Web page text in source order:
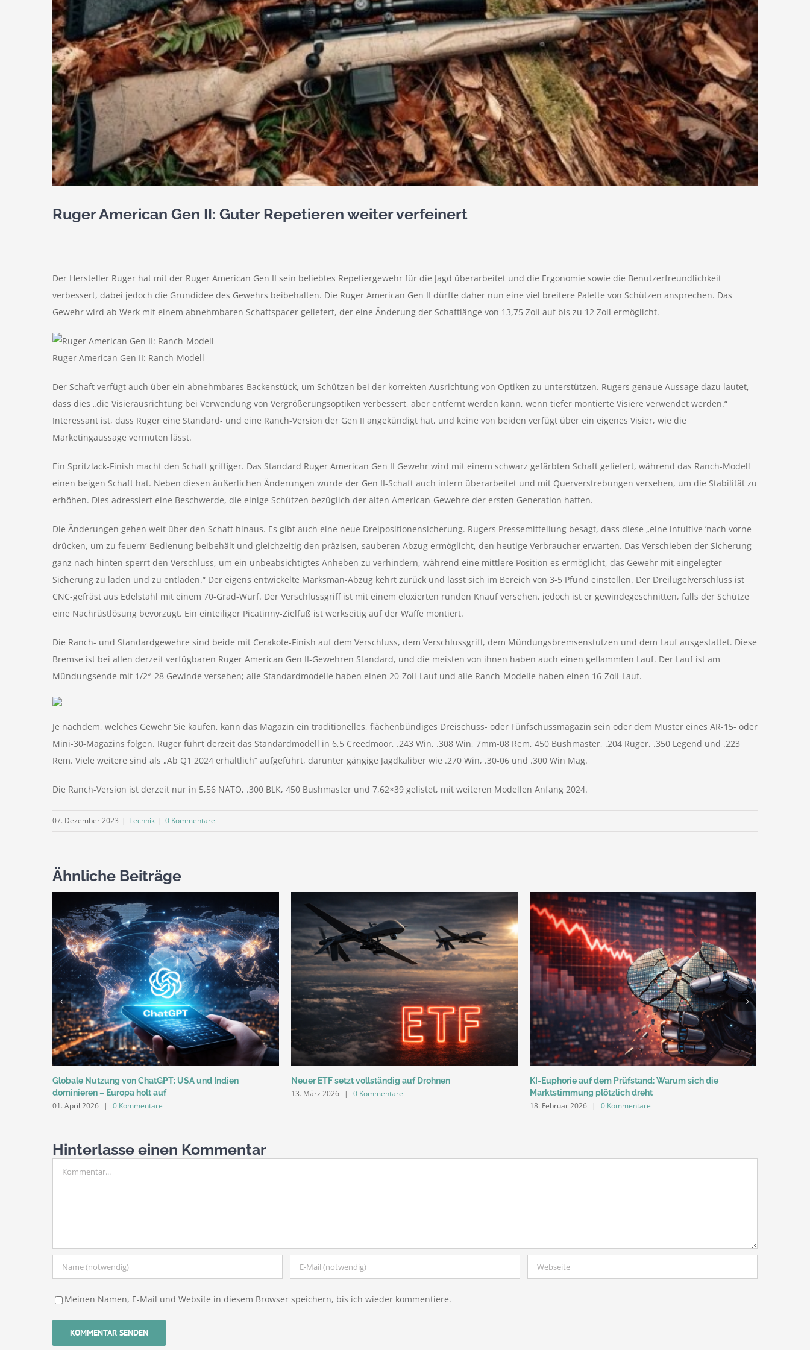
Ruger American Gen II: Guter Repetieren weiter verfeinert
Der Hersteller Ruger hat mit der Ruger American Gen II sein beliebtes Repetiergewehr für die Jagd überarbeitet und die Ergonomie sowie die Benutzerfreundlichkeit
verbessert, dabei jedoch die Grundidee des Gewehrs beibehalten. Die Ruger American Gen II dürfte daher nun eine viel breitere Palette von Schützen ansprechen. Das
Gewehr wird ab Werk mit einem abnehmbaren Schaftspacer geliefert, der eine Änderung der Schaftlänge von 13,75 Zoll auf bis zu 12 Zoll ermöglicht.
Ruger American Gen II: Ranch-Modell
Der Schaft verfügt auch über ein abnehmbares Backenstück, um Schützen bei der korrekten Ausrichtung von Optiken zu unterstützen. Rugers genaue Aussage dazu lautet,
dass dies „die Visierausrichtung bei Verwendung von Vergrößerungsoptiken verbessert, aber entfernt werden kann, wenn tiefer montierte Visiere verwendet werden.“
Interessant ist, dass Ruger eine Standard- und eine Ranch-Version der Gen II angekündigt hat, und keine von beiden verfügt über ein eigenes Visier, wie die
Marketingaussage vermuten lässt.
Ein Spritzlack-Finish macht den Schaft griffiger. Das Standard Ruger American Gen II Gewehr wird mit einem schwarz gefärbten Schaft geliefert, während das Ranch-Modell
einen beigen Schaft hat. Neben diesen äußerlichen Änderungen wurde der Gen II-Schaft auch intern überarbeitet und mit Querverstrebungen versehen, um die Stabilität zu
erhöhen. Dies adressiert eine Beschwerde, die einige Schützen bezüglich der alten American-Gewehre der ersten Generation hatten.
Die Änderungen gehen weit über den Schaft hinaus. Es gibt auch eine neue Dreipositionensicherung. Rugers Pressemitteilung besagt, dass diese „eine intuitive ’nach vorne
drücken, um zu feuern‘-Bedienung beibehält und gleichzeitig den präzisen, sauberen Abzug ermöglicht, den heutige Verbraucher erwarten. Das Verschieben der Sicherung
ganz nach hinten sperrt den Verschluss, um ein unbeabsichtigtes Anheben zu verhindern, während eine mittlere Position es ermöglicht, das Gewehr mit eingelegter
Sicherung zu laden und zu entladen.“ Der eigens entwickelte Marksman-Abzug kehrt zurück und lässt sich im Bereich von 3-5 Pfund einstellen. Der Dreilugelverschluss ist
CNC-gefräst aus Edelstahl mit einem 70-Grad-Wurf. Der Verschlussgriff ist mit einem eloxierten runden Knauf versehen, jedoch ist er gewindegeschnitten, falls der Schütze
eine Nachrüstlösung bevorzugt. Ein einteiliger Picatinny-Zielfuß ist werkseitig auf der Waffe montiert.
Die Ranch- und Standardgewehre sind beide mit Cerakote-Finish auf dem Verschluss, dem Verschlussgriff, dem Mündungsbremsenstutzen und dem Lauf ausgestattet. Diese
Bremse ist bei allen derzeit verfügbaren Ruger American Gen II-Gewehren Standard, und die meisten von ihnen haben auch einen geflammten Lauf. Der Lauf ist am
Mündungsende mit 1/2″-28 Gewinde versehen; alle Standardmodelle haben einen 20-Zoll-Lauf und alle Ranch-Modelle haben einen 16-Zoll-Lauf.
Je nachdem, welches Gewehr Sie kaufen, kann das Magazin ein traditionelles, flächenbündiges Dreischuss- oder Fünfschussmagazin sein oder dem Muster eines AR-15- oder
Mini-30-Magazins folgen. Ruger führt derzeit das Standardmodell in 6,5 Creedmoor, .243 Win, .308 Win, 7mm-08 Rem, 450 Bushmaster, .204 Ruger, .350 Legend und .223
Rem. Viele weitere sind als „Ab Q1 2024 erhältlich“ aufgeführt, darunter gängige Jagdkaliber wie .270 Win, .30-06 und .300 Win Mag.
Die Ranch-Version ist derzeit nur in 5,56 NATO, .300 BLK, 450 Bushmaster und 7,62×39 gelistet, mit weiteren Modellen Anfang 2024.
07. Dezember 2023 | Technik | 0 Kommentare
Ähnliche Beiträge
Globale Nutzung von ChatGPT: USA und Indien
dominieren – Europa holt auf
01. April 2026 | 0 Kommentare
Neuer ETF setzt vollständig auf Drohnen
13. März 2026 | 0 Kommentare
KI-Euphorie auf dem Prüfstand: Warum sich die
Marktstimmung plötzlich dreht
18. Februar 2026 | 0 Kommentare
Hinterlasse einen Kommentar
Meinen Namen, E-Mail und Website in diesem Browser speichern, bis ich wieder kommentiere.